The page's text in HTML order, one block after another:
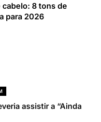
cabelo: 8 tons de
para 2026
assistir a “Ainda